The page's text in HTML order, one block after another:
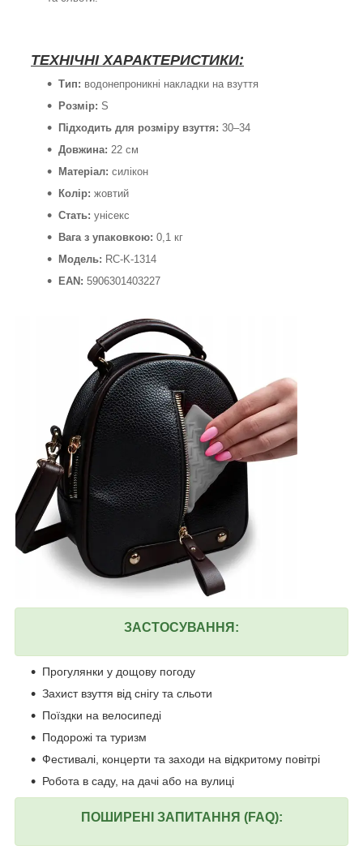
ТЕХНІЧНІ ХАРАКТЕРИСТИКИ:
Тип: водонепроникні накладки на взуття
Розмір: S
Підходить для розміру взуття: 30–34
Довжина: 22 см
Матеріал: силікон
Колір: жовтий
Стать: унісекс
Вага з упаковкою: 0,1 кг
Модель: RC-K-1314
EAN: 5906301403227
ЗАСТОСУВАННЯ:
Прогулянки у дощову погоду
Захист взуття від снігу та сльоти
Поїздки на велосипеді
Подорожі та туризм
Фестивалі, концерти та заходи на відкритому повітрі
Робота в саду, на дачі або на вулиці
ПОШИРЕНІ ЗАПИТАННЯ (FAQ):